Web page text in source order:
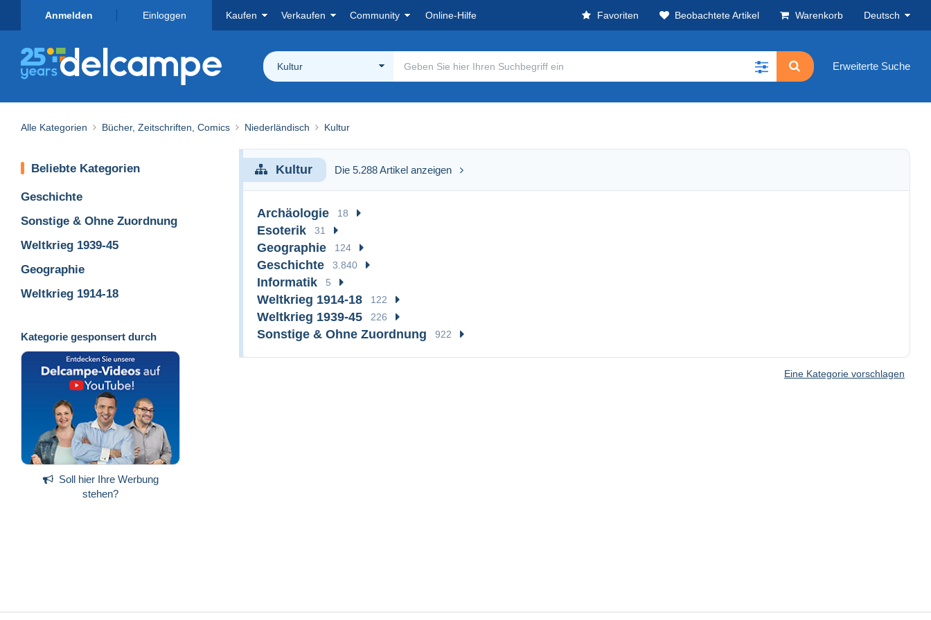
Anmelden Einloggen Kaufen Verkaufen Community Online-Hilfe Favoriten Beobachtete Artikel Warenkorb Deutsch
Kultur Erweiterte Suche
Alle Kategorien Bücher, Zeitschriften, Comics Niederländisch Kultur
Beliebte Kategorien
Geschichte
Sonstige & Ohne Zuordnung
Weltkrieg 1939-45
Geographie
Weltkrieg 1914-18
Kategorie gesponsert durch
Soll hier Ihre Werbung
stehen?
Kultur Die 5.288 Artikel anzeigen
Archäologie 18
Esoterik 31
Geographie 124
Geschichte 3.840
Informatik 5
Weltkrieg 1914-18 122
Weltkrieg 1939-45 226
Sonstige & Ohne Zuordnung 922
Eine Kategorie vorschlagen